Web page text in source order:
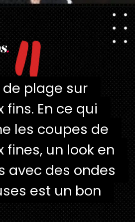
plage sur
fins. En ce qui
les coupes de
fines, un look en
avec des ondes
est un bon
plage sur
fins. En ce qui
les coupes de
fines, un look en
avec des ondes
est un bon